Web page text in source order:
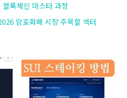
록체인 마스터 과정
암호화폐 시장 주목할 섹터